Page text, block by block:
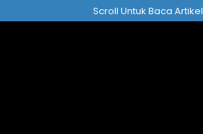
ke
Scroll Untuk Baca Artikel